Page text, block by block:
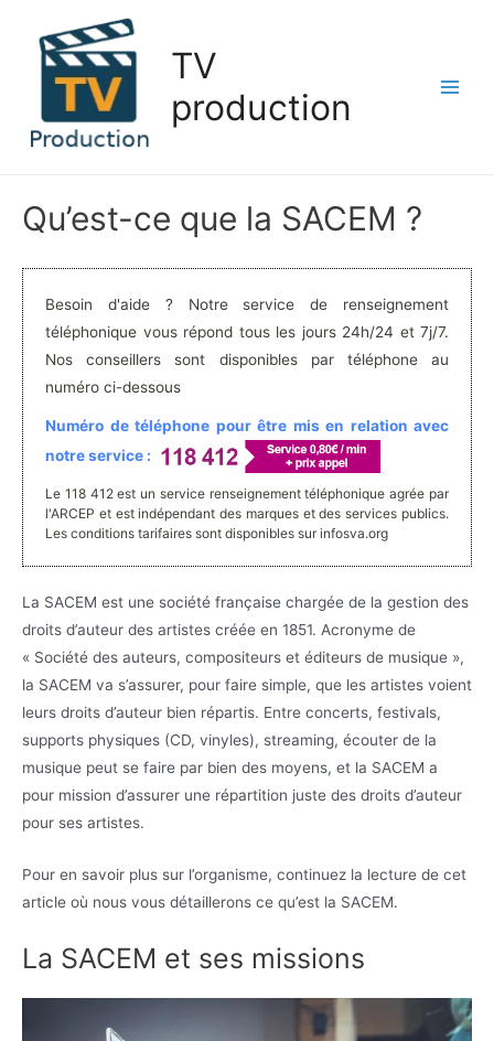
contenu
TV
production
Qu’est-ce que la SACEM ?
Besoin d'aide ? Notre service de renseignement
téléphonique vous répond tous les jours 24h/24 et 7j/7.
Nos conseillers sont disponibles par téléphone au
numéro ci-dessous
Numéro de téléphone pour être mis en relation avec
notre service :
Le 118 412 est un service renseignement téléphonique agrée par
l'ARCEP et est indépendant des marques et des services publics.
Les conditions tarifaires sont disponibles sur infosva.org
La SACEM est une société française chargée de la gestion des
droits d’auteur des artistes créée en 1851. Acronyme de
« Société des auteurs, compositeurs et éditeurs de musique »,
la SACEM va s’assurer, pour faire simple, que les artistes voient
leurs droits d’auteur bien répartis. Entre concerts, festivals,
supports physiques (CD, vinyles), streaming, écouter de la
musique peut se faire par bien des moyens, et la SACEM a
pour mission d’assurer une répartition juste des droits d’auteur
pour ses artistes.
Pour en savoir plus sur l’organisme, continuez la lecture de cet
article où nous vous détaillerons ce qu’est la SACEM.
La SACEM et ses missions